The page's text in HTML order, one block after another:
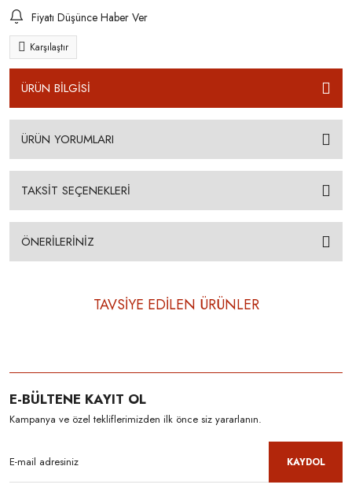
Fiyatı Düşünce Haber Ver
Karşılaştır
ÜRÜN BİLGİSİ
ÜRÜN YORUMLARI
TAKSİT SEÇENEKLERİ
ÖNERİLERİNİZ
TAVSİYE EDİLEN ÜRÜNLER
E-BÜLTENE KAYIT OL
Kampanya ve özel tekliflerimizden ilk önce siz yararlanın.
KAYDOL